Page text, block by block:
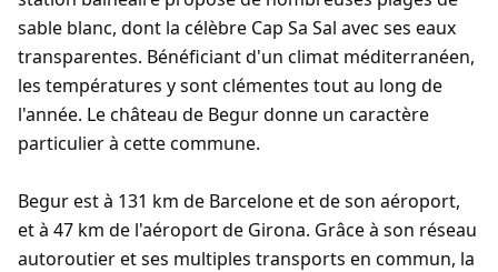
sable blanc, dont la célèbre Cap Sa Sal avec ses eaux
transparentes. Bénéficiant d'un climat méditerranéen,
les températures y sont clémentes tout au long de
l'année. Le château de Begur donne un caractère
particulier à cette commune.
Begur est à 131 km de Barcelone et de son aéroport,
et à 47 km de l'aéroport de Girona. Grâce à son réseau
autoroutier et ses multiples transports en commun, la